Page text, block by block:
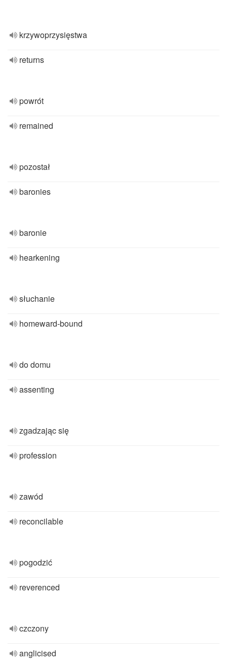
krzywoprzysięstwa
returns
powrót
remained
pozostał
baronies
baronie
hearkening
słuchanie
homeward-bound
do domu
assenting
zgadzając się
profession
zawód
reconcilable
pogodzić
reverenced
czczony
anglicised